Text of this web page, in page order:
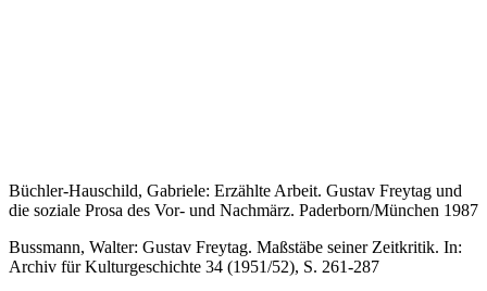
Büchler-Hauschild, Gabriele: Erzählte Arbeit. Gustav Freytag und
die soziale Prosa des Vor- und Nachmärz. Paderborn/München 1987
Bussmann, Walter: Gustav Freytag. Maßstäbe seiner Zeitkritik. In:
Archiv für Kulturgeschichte 34 (1951/52), S. 261-287